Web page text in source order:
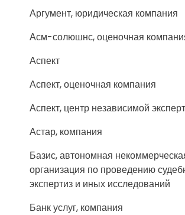
Аргумент, юридическая компания
Асм-солюшнс, оценочная
Аспект
Аспект, оценочная компания
Аспект, центр независимой
Астар, компания
Базис, автономная
организация по проведению
экспертиз и иных исследований
Банк услуг, компания